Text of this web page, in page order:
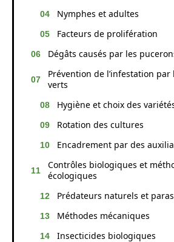
Nymphes et adultes
Facteurs de prolifération
Dégâts causés par les
Prévention de l’infestation par
verts
Hygiène et choix des
Rotation des cultures
Encadrement par des
Contrôles biologiques et
écologiques
Prédateurs naturels et
Méthodes mécaniques
Insecticides biologiques